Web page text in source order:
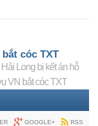
cóc TXT
Long bị kết án hỗ
VN bắt cóc TXT
GOOGLE+ RSS